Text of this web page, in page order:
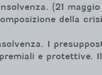
(21 maggio
della
I
e protettive.